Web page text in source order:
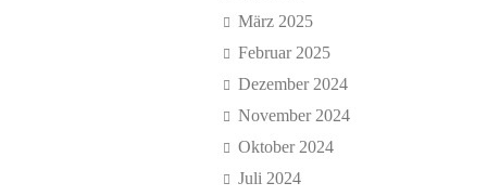
März 2025
Februar 2025
Dezember 2024
November 2024
Oktober 2024
Juli 2024